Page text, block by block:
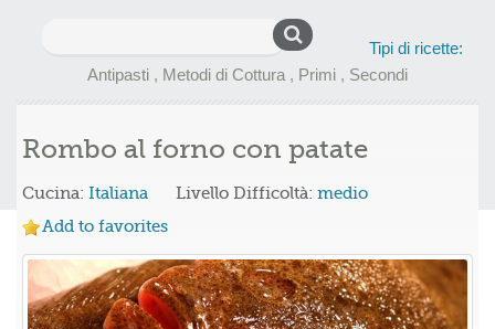
Tipi di ricette:
Antipasti , Metodi di Cottura , Primi , Secondi
Rombo al forno con patate
Cucina: Italiana Livello Difficoltà: medio
Add to favorites